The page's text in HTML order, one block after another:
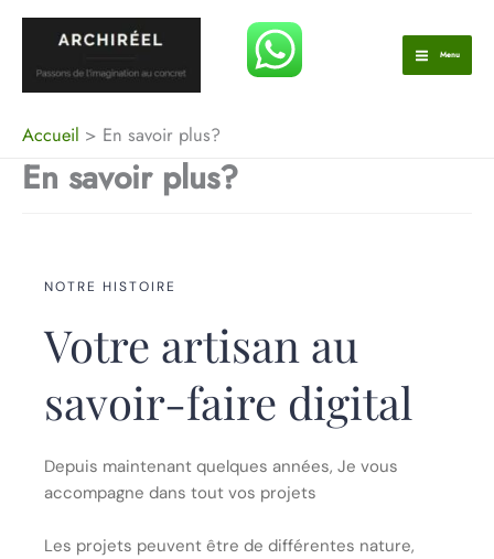
Aller
contenu
Menu
Accueil En savoir plus?
En savoir plus?
NOTRE HISTOIRE
Votre artisan au
savoir-faire digital
Depuis maintenant quelques années, Je vous
accompagne dans tout vos projets
Les projets peuvent être de différentes nature,